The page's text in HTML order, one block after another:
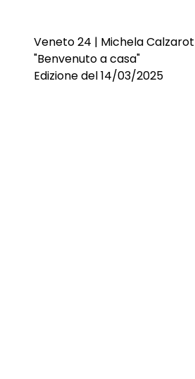
Veneto 24 | Michela
"Benvenuto a casa"
Edizione del 14/03/2025